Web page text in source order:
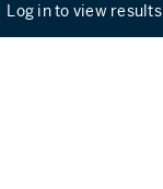
Log in to view results